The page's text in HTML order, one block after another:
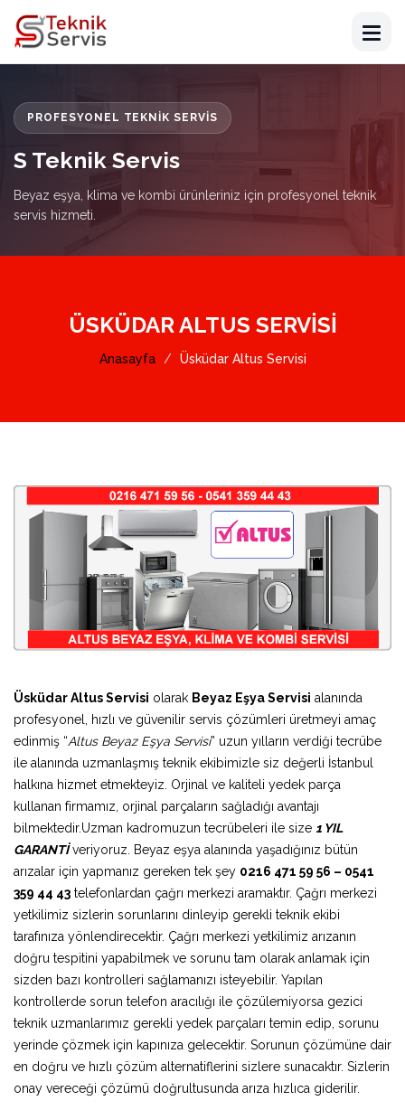
PROFESYONEL TEKNIK SERVIS
S Teknik Servis
Beyaz eşya, klima ve kombi ürünleriniz için profesyonel teknik
servis hizmeti.
ÜSKÜDAR ALTUS SERVISI
Anasayfa Üsküdar Altus Servisi
Üsküdar Altus Servisi olarak Beyaz Eşya Servisi alanında
profesyonel, hızlı ve güvenilir servis çözümleri üretmeyi amaç
edinmiş “Altus Beyaz Eşya Servisi” uzun yılların verdiği tecrübe
ile alanında uzmanlaşmış teknik ekibimizle siz değerli İstanbul
halkına hizmet etmekteyiz. Orjinal ve kaliteli yedek parça
kullanan firmamız, orjinal parçaların sağladığı avantajı
bilmektedir.Uzman kadromuzun tecrübeleri ile size 1 YIL
GARANTİveriyoruz. Beyaz eşya alanında yaşadığınız bütün
arızalar için yapmanız gereken tek şey 0216 471 59 56 – 0541
359 44 43 telefonlardan çağrı merkezi aramaktır. Çağrı merkezi
yetkilimiz sizlerin sorunlarını dinleyip gerekli teknik ekibi
tarafınıza yönlendirecektir. Çağrı merkezi yetkilimiz arızanın
doğru tespitini yapabilmek ve sorunu tam olarak anlamak için
sizden bazı kontrolleri sağlamanızı isteyebilir. Yapılan
kontrollerde sorun telefon aracılığı ile çözülemiyorsa gezici
teknik uzmanlarımız gerekli yedek parçaları temin edip, sorunu
yerinde çözmek için kapınıza gelecektir. Sorunun çözümüne dair
en doğru ve hızlı çözüm alternatiflerini sizlere sunacaktır. Sizlerin
onay vereceği çözümü doğrultusunda arıza hızlıca giderilir.